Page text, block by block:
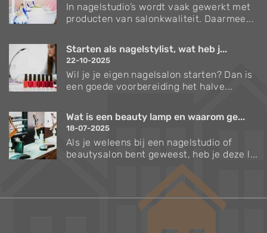
In nagelstudio’s wordt vaak gewerkt met
producten van salonkwaliteit. Daarmee...
Starten als nagelstylist, wat heb j...
22-10-2025
Wil je je eigen nagelsalon starten? Dan is
een goede voorbereiding het halve...
Wat is een beauty lamp en waarom ge...
18-07-2025
Als je weleens bij een nagelstudio of
beautysalon bent geweest, heb je deze l...